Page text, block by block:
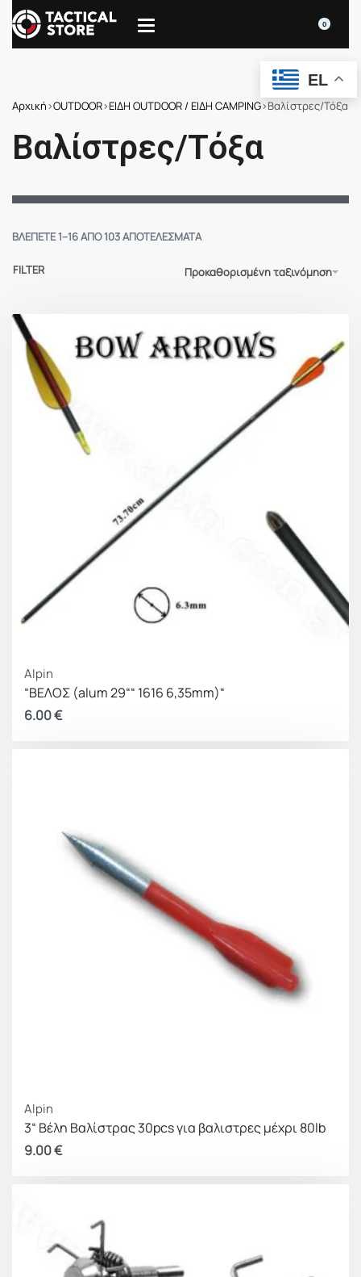
0
Αρχική›OUTDOOR›ΕΙΔΗ OUTDOOR / ΕΙΔΗ CAMPING›Βαλίστρες/Τόξα
Βαλίστρες/Τόξα
ΒΛΈΠΕΤΕ 1–16 ΑΠΌ 103 ΑΠΟΤΕΛΈΣΜΑΤΑ
Προκαθορισμένη ταξινόμηση
FILTER
Alpin
“ΒΕΛΟΣ (alum 29““ 1616 6,35mm)“
6.00€
Alpin
3“ Βέλη Βαλίστρας 30pcs για βαλιστρες μέχρι 80lb
9.00€
EL